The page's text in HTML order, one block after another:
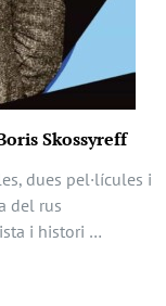
Skossyreff
dues pel·lícules i
del rus
i histori …